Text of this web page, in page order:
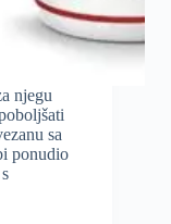
njegu
sa
ponudio